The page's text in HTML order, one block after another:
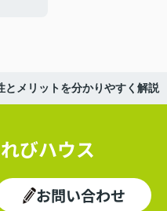
メリットを分かりやすく解説
びハウス
お問い合わせ